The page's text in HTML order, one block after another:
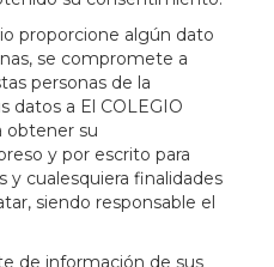
proporcione algún dato
se compromete a
personas de la
datos a El COLEGIO
obtener su
y por escrito para
cualesquiera finalidades
siendo responsable el
de información de sus